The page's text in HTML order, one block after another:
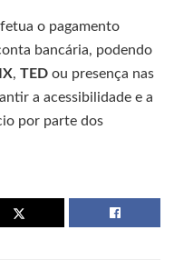
o pagamento
bancária, podendo
, TED ou presença nas
a acessibilidade e a
por parte dos